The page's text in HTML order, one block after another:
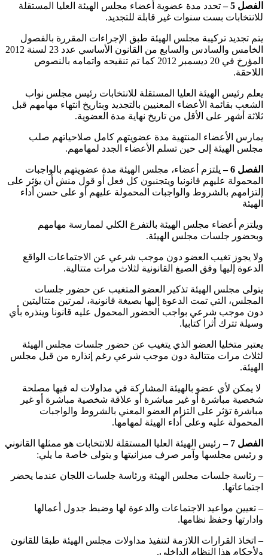
الفصل 5 –
تحدد مدة عضوية أعضاء مجلس الهيئة العليا المستقلة
للانتخابات بست سنوات غير قابلة للتجديد.
‏يتم تجديد تركيبة مجلس الهيئة طبق الإجراءات المقررة بالفصول
الخامس والسادس والسابع من القانون الأساسي عدد 23 ‏لسنة 2012
‏المؤرخ في 20 ‏ديسمبر 2012 ‏كما تم تنقيحه واتمامه بالنصوص
اللاحقة.
‏يعلم رئيس الهيئة العليا المستقلة للانتخابات رئيس مجلس نواب
الشعب بقائمة الأعضاء المعنيين بالتجديد وبتاريخ انتهاء مهامهم قبل
ثلاثة أشهر على الأقل من تاريخ نهاية مدة العضوية.
‏يمارس الأعضاء المنتهية مدة عضويتهم كامل صلاحياتهم صلب
مجلس الهيئة إلى حين تسلم الأعضاء الجدد لمهامهم.
الفصل 6 –
يلتزم أعضاء، مجلس الهيئة مدة عضويتهم بالواجبات
المحمولة عليهم قانونيا ويتجنبون كل فعل أو قول منش أن يؤثر على
إلتزامهم بالشروط والواجبات المحمولة عليهم أو على حسن أداء
الهيئة
‏ويلتزم أعضاء مجلس الهيئة بالتفرغ الكلي لممارسة مهامهم
وبحضور جلسات مجلس الهيئة.
‏ولا يجوز تغيب العضو دون موجب شرعي عن الاجتماعات الواقع
الدعوة إليها وفق الصيغ القانونية لثلاث مرات متتالية.
يتولى ‏مجلس الهيئة تذكير العضو المتغيب عن حضور جلسات
المجلس، التي تمت الدعوة إليها بصيغة قانونية، لمرتين متتاليتين
دون موجب شرعي بواجب الحضور المحمول عليه قانونا وينذره بأي
وسيلة تترك أثرا كتابيا.
‏يعتبر متخليا العضو الذي يتغيب عن حضور جلسات مجلس الهيئة
لثلاث مرات متتالية دون موجب شرعي رغم إنذاره من قبل مجلس
الهيئة.
‏ ‏لا يمكن لأي عضو بالهيئة المشاركة في مداولات له فيها مصلحة
شخصية مباشرة أو غير مباشرة أو علاقة شخصية مباشرة أو غير
مباشرة تؤثر على التزام العضو المعني بالشروط والواجبات
المحمولة عليه وعلى أداء الهيئة لمهامها.
الفصل 7 –
رئيس الهيئة العليا المستقلة للانتخابات هو ممثلها القانوني
و رئيس مجلسها وآمر صرف ميزانيتها و يتولى خاصة ما يلي:
– ‏رئاسة جلسات مجلس الهيئة ورئاسة جلسات اللجان عندما يحضر
اجتماعاتها.
– تعيين مواعيد الاجتماعات والدعوة لها وضبط جدول أعمالها
وادارتها وحفظ نظامها.
– ‏اتخاذ القرارات اللازمة لتنفيذ مداولات مجلس الهيئة طبقا للقانون
ولأحكام هذا النظام الداخلي.